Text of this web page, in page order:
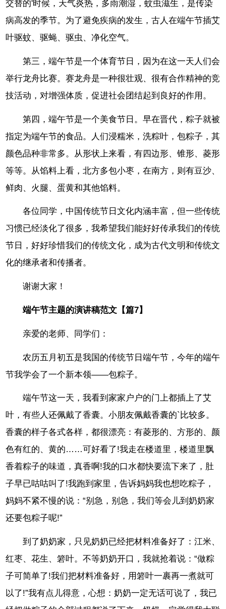
交替的'时候，天气炎热，多雨潮湿，蚊虫滋生，是传染
病高发的季节。为了避免疾病的发生，古人在端午节插艾
叶驱蚊、驱蝇、驱虫、净化空气。
第三，端午节是一个体育节日，因为在这一天人们会
举行龙舟比赛。赛龙舟是一种很壮观、很有合作精神的竞
技活动，对增强体质，促进社会团结起到良好的作用。
第四，端午节是一个美食节日。早在晋代，粽子就被
指定为端午节的食品。人们浸糯米，洗粽叶，包粽子，其
颜色品种非常多。从形状上来看，有四边形、锥形、菱形
等等。从馅料上看，北方多包小枣，在南方，则有豆沙、
鲜肉、火腿、蛋黄和其他馅料。
各位同学，中国传统节日文化内涵丰富，但一些传统
习惯已经淡化了很多，我希望我们能好好传承我们的传统
节日，好好珍惜我们的传统文化，成为古代文明和传统文
化的继承者和传播者。
谢谢大家！
端午节主题的演讲稿范文【篇7】
亲爱的老师、同学们：
农历五月初五是我国的传统节日端午节，今年的端午
节我学会了一个新本领——包粽子。
端午节这一天，我看到家家户户的门上都插上了艾
叶，有些人还佩戴了香囊。小朋友佩戴香囊的`比较多。
香囊的样子各式各样，都很漂亮：有菱形的、方形的、颜
色有红的、黄的……可好看了!我走在楼道里，楼道里飘
香着粽子的味道，真香啊!我的口水都快要流下来了，肚
子早已咕咕叫了!我跑到家里，告诉妈妈我也想吃粽子，
妈妈不紧不慢的说：“别急，别急，我们等会儿到奶奶家
还要包粽子呢!”
到了奶奶家，只见奶奶已经把材料准备好了：江米、
红枣、花生、箬叶。不等奶奶开口，我就抢着说：“做粽
子可简单了!我们把材料准备好，用箬叶一裹再一煮就可
以了!”我有点儿得意，心想：奶奶一定无话可说了，我已